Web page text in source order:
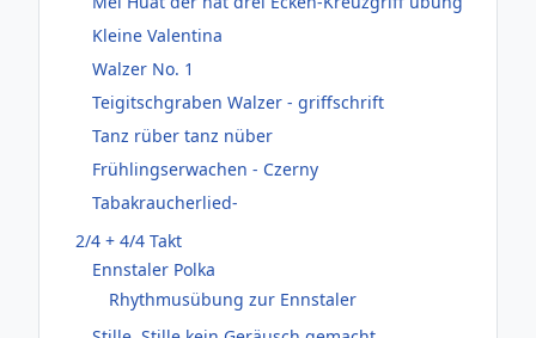
Kleine Valentina
Walzer No. 1
Teigitschgraben Walzer - griffschrift
Tanz rüber tanz nüber
Frühlingserwachen - Czerny
Tabakraucherlied-
2/4 + 4/4 Takt
Ennstaler Polka
Rhythmusübung zur Ennstaler